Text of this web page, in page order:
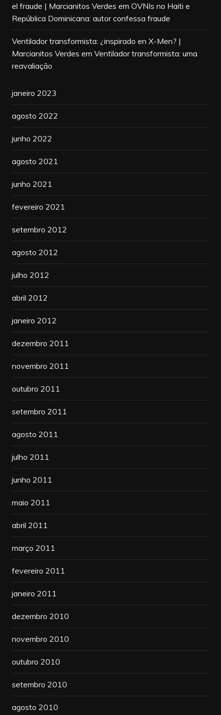
el fraude | Marcianitos Verdes em OVNIs no Haiti e
República Dominicana: autor confessa fraude
Ventilador transformista: ¿inspirado en X-Men? |
Marcianitos Verdes em Ventilador transformista: uma
reavaliação
janeiro 2023
agosto 2022
junho 2022
agosto 2021
junho 2021
fevereiro 2021
setembro 2012
agosto 2012
julho 2012
abril 2012
janeiro 2012
dezembro 2011
novembro 2011
outubro 2011
setembro 2011
agosto 2011
julho 2011
junho 2011
maio 2011
abril 2011
março 2011
fevereiro 2011
janeiro 2011
dezembro 2010
novembro 2010
outubro 2010
setembro 2010
agosto 2010